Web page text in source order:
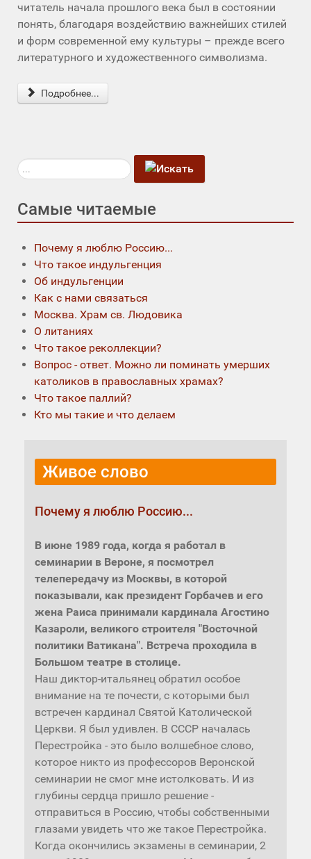
читатель начала прошлого века был в состоянии
понять, благодаря воздействию важнейших стилей
и форм современной ему культуры – прежде всего
литературного и художественного символизма.
Подробнее...
Искать...
Самые читаемые
Почему я люблю Россию...
Что такое индульгенция
Об индульгенции
Как с нами связаться
Москва. Храм св. Людовика
О литаниях
Что такое реколлекции?
Вопрос - ответ. Можно ли поминать умерших
католиков в православных храмах?
Что такое паллий?
Кто мы такие и что делаем
Живое слово
Почему я люблю Россию...
В июне 1989 года, когда я работал в
семинарии в Вероне, я посмотрел
телепередачу из Москвы, в которой
показывали, как президент Горбачев и его
жена Раиса принимали кардинала Агостино
Казароли, великого строителя "Восточной
политики Ватикана". Встреча проходила в
Большом театре в столице.
Наш диктор-итальянец обратил особое
внимание на те почести, с которыми был
встречен кардинал Святой Католической
Церкви. Я был удивлен. В СССР началась
Перестройка - это было волшебное слово,
которое никто из профессоров Веронской
семинарии не смог мне истолковать. И из
глубины сердца пришло решение -
отправиться в Россию, чтобы собственными
глазами увидеть что же такое Перестройка.
Когда окончились экзамены в семинарии, 2